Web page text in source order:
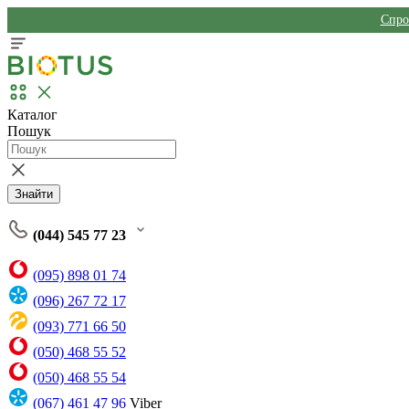
Каталог
Пошук
Знайти
(044) 545 77 23
(095) 898 01 74
(096) 267 72 17
(093) 771 66 50
(050) 468 55 52
(050) 468 55 54
(067) 461 47 96 Viber